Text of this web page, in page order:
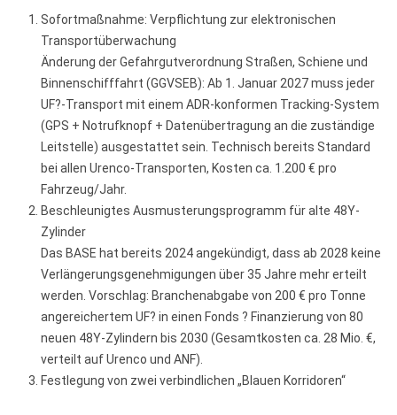
Sofortmaßnahme: Verpflichtung zur elektronischen
Transportüberwachung
Änderung der Gefahrgutverordnung Straßen, Schiene und
Binnenschifffahrt (GGVSEB): Ab 1. Januar 2027 muss jeder
UF?-Transport mit einem ADR-konformen Tracking-System
(GPS + Notrufknopf + Datenübertragung an die zuständige
Leitstelle) ausgestattet sein. Technisch bereits Standard
bei allen Urenco-Transporten, Kosten ca. 1.200 € pro
Fahrzeug/Jahr.
Beschleunigtes Ausmusterungsprogramm für alte 48Y-
Zylinder
Das BASE hat bereits 2024 angekündigt, dass ab 2028 keine
Verlängerungsgenehmigungen über 35 Jahre mehr erteilt
werden. Vorschlag: Branchenabgabe von 200 € pro Tonne
angereichertem UF? in einen Fonds ? Finanzierung von 80
neuen 48Y-Zylindern bis 2030 (Gesamtkosten ca. 28 Mio. €,
verteilt auf Urenco und ANF).
Festlegung von zwei verbindlichen „Blauen Korridoren“